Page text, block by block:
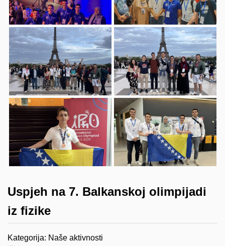
Uspjeh na 7. Balkanskoj olimpijadi
iz fizike
Kategorija: Naše aktivnosti